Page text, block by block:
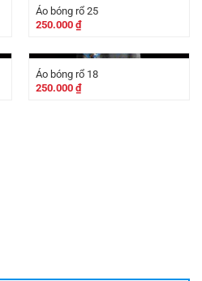
Áo bóng rổ 25
250.000 ₫
Áo bóng rổ 18
250.000 ₫